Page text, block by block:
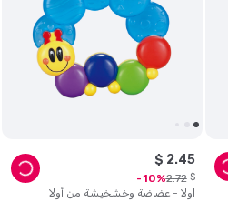
اولا - عضاضة وخشخيشة من أولا
$ 2.45
$
2.72
10